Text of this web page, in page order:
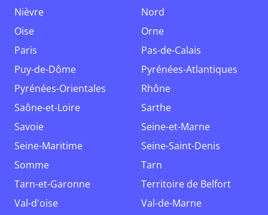
Nièvre
Nord
Oise
Orne
Paris
Pas-de-Calais
Puy-de-Dôme
Pyrénées-Atlantiques
Pyrénées-Orientales
Rhône
Saône-et-Loire
Sarthe
Savoie
Seine-et-Marne
Seine-Maritime
Seine-Saint-Denis
Somme
Tarn
Tarn-et-Garonne
Territoire de Belfort
Val-d'oise
Val-de-Marne